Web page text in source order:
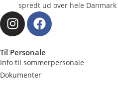
spredt ud over hele
Til Personale
Info til sommerpersonale
Dokumenter